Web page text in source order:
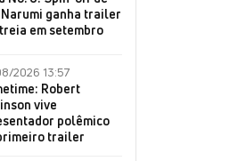
Narumi ganha trailer
em setembro
2026 13:57
Robert
vive
polêmico
trailer